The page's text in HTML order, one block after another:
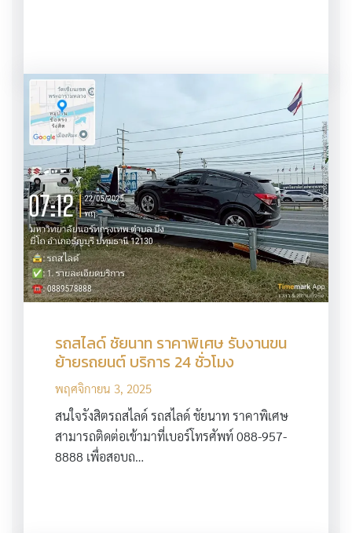
รถสไลด์ ชัยนาท ราคาพิเศษ รับงานขน
ย้ายรถยนต์ บริการ 24 ชั่วโมง
พฤศจิกายน 3, 2025
สนใจรังสิตรถสไลด์ รถสไลด์ ชัยนาท ราคาพิเศษ
สามารถติดต่อเข้ามาที่เบอร์โทรศัพท์ 088-957-
8888 เพื่อสอบถ…